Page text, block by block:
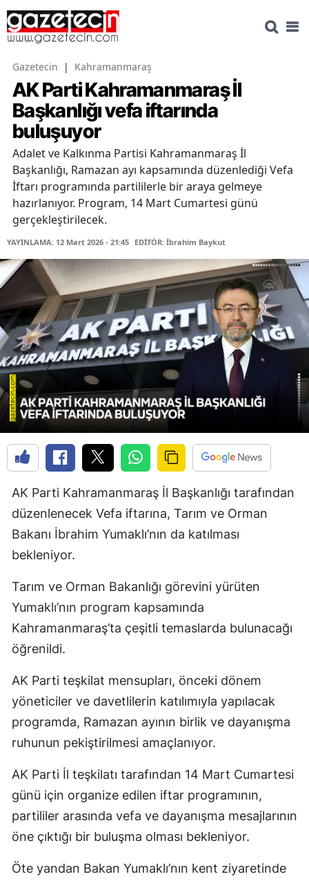
Gazetecin | Kahramanmaraş
AK Parti Kahramanmaraş İl
Başkanlığı vefa iftarında
buluşuyor
Adalet ve Kalkınma Partisi Kahramanmaraş İl
Başkanlığı, Ramazan ayı kapsamında düzenlediği Vefa
İftarı programında partililerle bir araya gelmeye
hazırlanıyor. Program, 14 Mart Cumartesi günü
gerçekleştirilecek.
YAYINLAMA: 12 Mart 2026 - 21:45 EDİTÖR: İbrahim Baykut
AK Parti Kahramanmaraş İl Başkanlığı tarafından
düzenlenecek Vefa iftarına, Tarım ve Orman
Bakanı İbrahim Yumaklı’nın da katılması
bekleniyor.
Tarım ve Orman Bakanlığı görevini yürüten
Yumaklı’nın program kapsamında
Kahramanmaraş’ta çeşitli temaslarda bulunacağı
öğrenildi.
AK Parti teşkilat mensupları, önceki dönem
yöneticiler ve davetlilerin katılımıyla yapılacak
programda, Ramazan ayının birlik ve dayanışma
ruhunun pekiştirilmesi amaçlanıyor.
AK Parti İl teşkilatı tarafından 14 Mart Cumartesi
günü için organize edilen iftar programının,
partililer arasında vefa ve dayanışma mesajlarının
öne çıktığı bir buluşma olması bekleniyor.
Öte yandan Bakan Yumaklı’nın kent ziyaretinde